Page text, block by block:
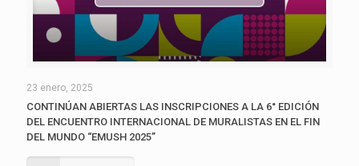
23 enero, 2025
CONTINÚAN ABIERTAS LAS INSCRIPCIONES A LA 6° EDICIÓN
DEL ENCUENTRO INTERNACIONAL DE MURALISTAS EN EL FIN
DEL MUNDO “EMUSH 2025”